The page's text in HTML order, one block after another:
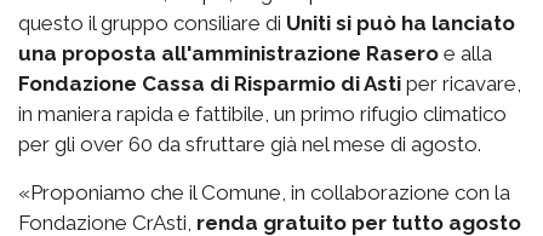
questo il gruppo consiliare di Uniti si può ha lanciato
una proposta all'amministrazione Rasero e alla
Fondazione Cassa di Risparmio di Asti per ricavare,
in maniera rapida e fattibile, un primo rifugio climatico
per gli over 60 da sfruttare già nel mese di agosto.
«Proponiamo che il Comune, in collaborazione con la
Fondazione CrAsti, renda gratuito per tutto agosto